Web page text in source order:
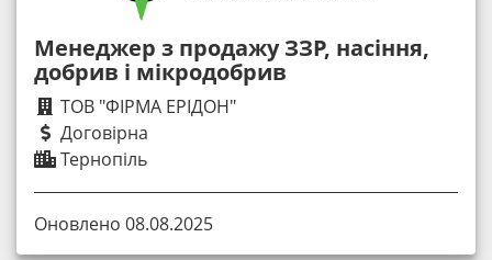
Менеджер з продажу ЗЗР, насіння,
добрив і мікродобрив
ТОВ "ФІРМА ЕРІДОН"
Договірна
Тернопіль
Оновлено 08.08.2025